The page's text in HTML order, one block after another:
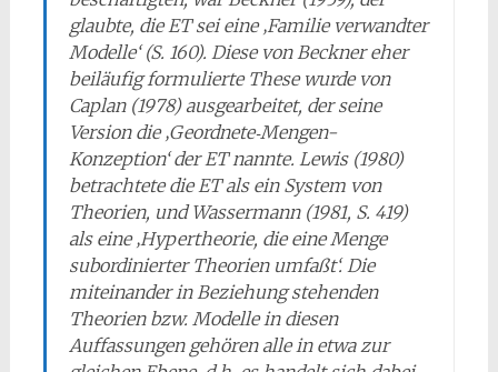
glaubte, die ET sei eine ‚Familie verwandter
Modelle‘ (S. 160). Diese von Beckner eher
beiläufig formulierte These wurde von
Caplan (1978) ausgearbeitet, der seine
Version die ‚Geordnete‑Mengen­-
Konzeption‘ der ET nannte. Lewis (1980)
betrachtete die ET als ein System von
Theorien, und Wassermann (1981, S. 419)
als eine ‚Hyper­theorie, die eine Menge
subordinierter Theorien umfaßt‘. Die
miteinander in Beziehung stehenden
Theo­rien bzw. Modelle in diesen
Auffassungen gehören alle in etwa zur